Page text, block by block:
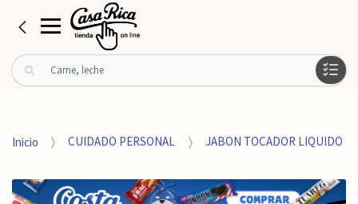
B
u
r
o
r
Inicio CUIDADO PERSONAL JABON TOCADOR LIQUIDO